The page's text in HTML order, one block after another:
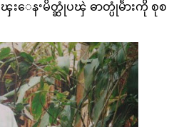
ေနႚမိတ္ဆုံပၾဲ ဓာတ္ပုံမဵားကို စုစ